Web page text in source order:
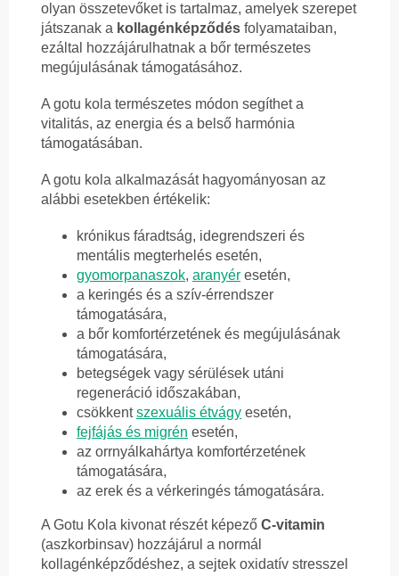
olyan összetevőket is tartalmaz, amelyek szerepet
játszanak a kollagénképződés folyamataiban,
ezáltal hozzájárulhatnak a bőr természetes
megújulásának támogatásához.
A gotu kola természetes módon segíthet a
vitalitás, az energia és a belső harmónia
támogatásában.
A gotu kola alkalmazását hagyományosan az
alábbi esetekben értékelik:
krónikus fáradtság, idegrendszeri és
mentális megterhelés esetén,
gyomorpanaszok, aranyér esetén,
a keringés és a szív-érrendszer
támogatására,
a bőr komfortérzetének és megújulásának
támogatására,
betegségek vagy sérülések utáni
regeneráció időszakában,
csökkentszexuális étvágy esetén,
fejfájás és migrén esetén,
az orrnyálkahártya komfortérzetének
támogatására,
az erek és a vérkeringés támogatására.
A Gotu Kola kivonat részét képező C-vitamin
(aszkorbinsav) hozzájárul a normál
kollagénképződéshez, a sejtek oxidatív stresszel